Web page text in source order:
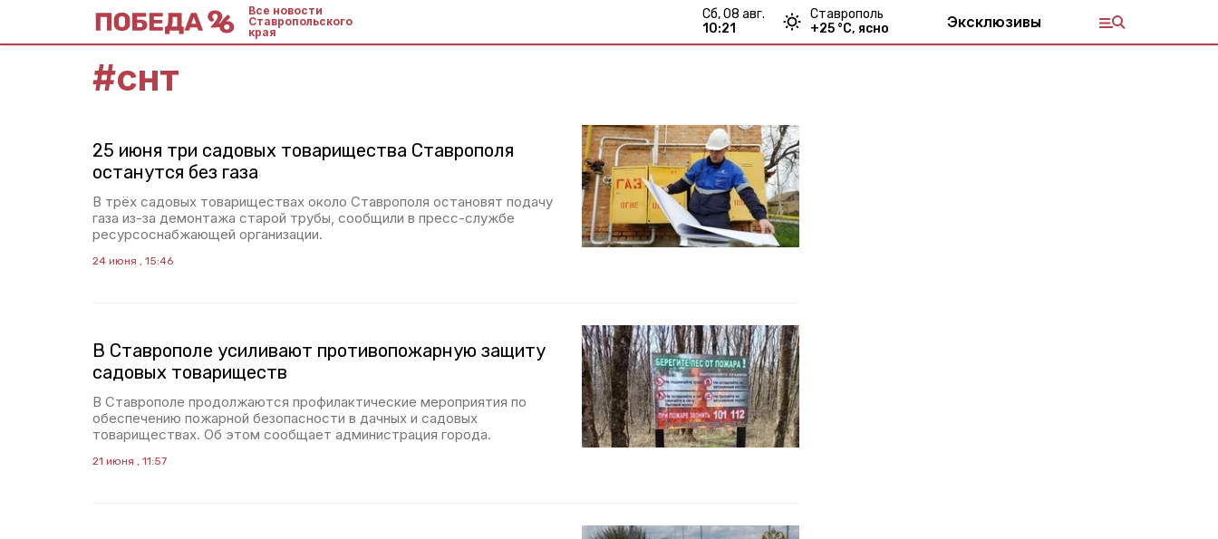
Все новости
Ставропольского
края
сб, 08 авг.
10:21
Ставрополь
+25 °С, ясно Эксклюзивы
#снт
25 июня три садовых товарищества Ставрополя
останутся без газа
В трёх садовых товариществах около Ставрополя остановят подачу
газа из-за демонтажа старой трубы, сообщили в пресс-службе
ресурсоснабжающей организации.
24 июня , 15:46
В Ставрополе усиливают противопожарную защиту
садовых товариществ
В Ставрополе продолжаются профилактические мероприятия по
обеспечению пожарной безопасности в дачных и садовых
товариществах. Об этом сообщает администрация города.
21 июня , 11:57